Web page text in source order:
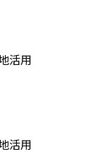
活用
活用